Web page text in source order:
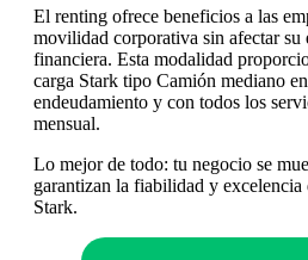
El renting ofrece beneficios a las
movilidad corporativa sin afectar su
financiera. Esta modalidad
carga Stark tipo Camión mediano
endeudamiento y con todos los
mensual.
Lo mejor de todo: tu negocio se
garantizan la fiabilidad y
Stark.